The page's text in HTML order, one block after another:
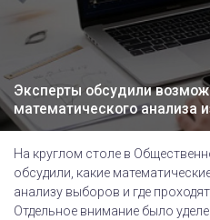
Эксперты обсудили
математического анализа
На круглом столе в
обсудили, какие
анализу выборов и где
Отдельное внимание было